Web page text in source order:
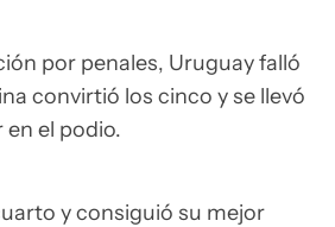
por penales, Uruguay falló
convirtió los cinco y se llevó
el podio.
y consiguió su mejor